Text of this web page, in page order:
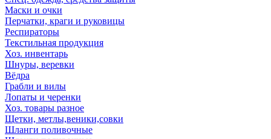
Маски и очки
Перчатки, краги и руковицы
Респираторы
Текстильная продукция
Хоз. инвентарь
Шнуры, веревки
Вёдра
Грабли и вилы
Лопаты и черенки
Хоз. товары разное
Щетки, метлы,веники,совки
Шланги поливочные